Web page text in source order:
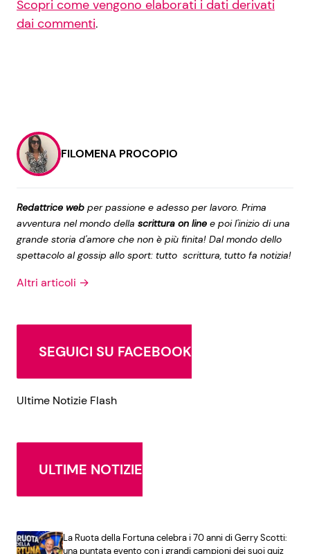
Scopri come vengono elaborati i dati derivati
dai commenti.
FILOMENA PROCOPIO
Redattrice web per passione e adesso per lavoro. Prima
avventura nel mondo della scrittura on line e poi l'inizio di una
grande storia d'amore che non è più finita! Dal mondo dello
spettacolo al gossip allo sport: tutto scrittura, tutto fa notizia!
Altri articoli →
SEGUICI SU FACEBOOK
Ultime Notizie Flash
ULTIME NOTIZIE
La Ruota della Fortuna celebra i 70 anni di Gerry Scotti:
una puntata evento con i grandi campioni dei suoi quiz